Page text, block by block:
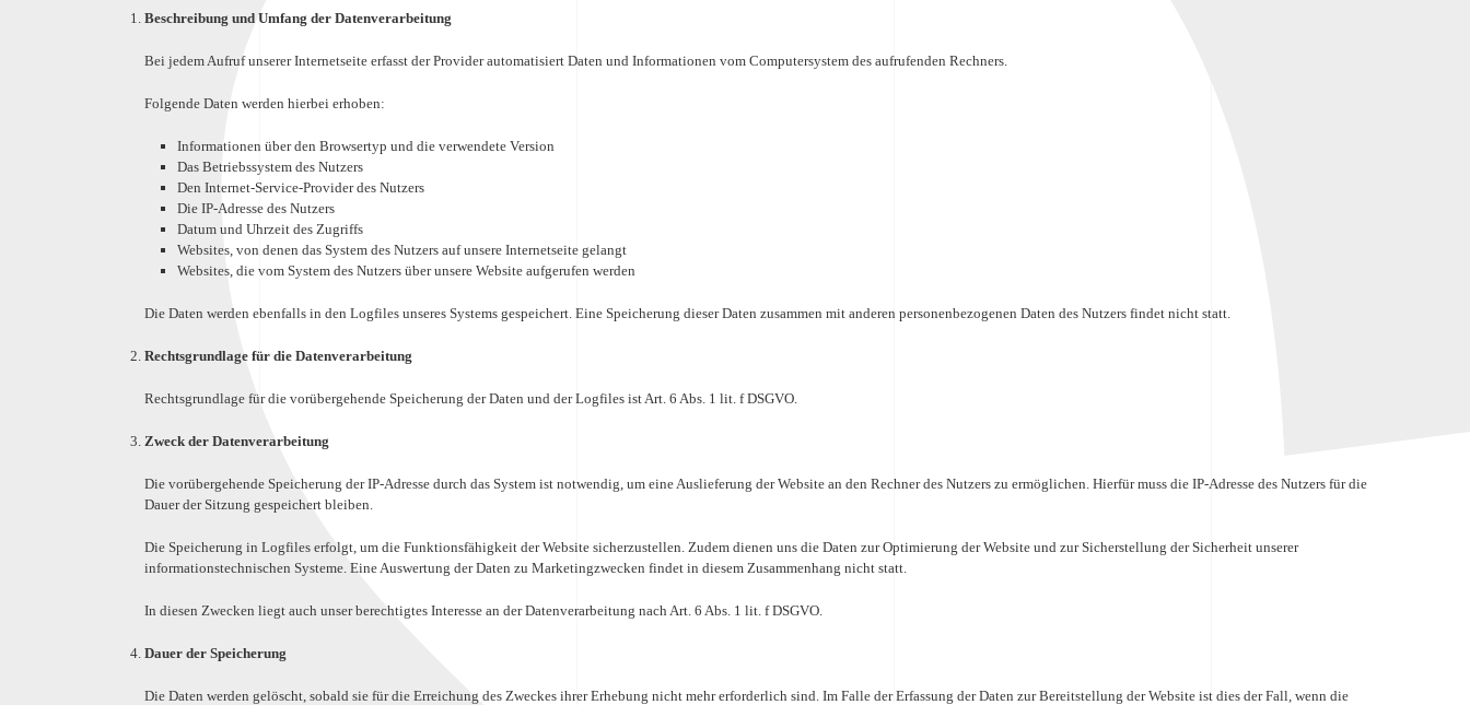
Beschreibung und Umfang der Datenverarbeitung
Bei jedem Aufruf unserer Internetseite erfasst der Provider automatisiert Daten und Informationen vom Computersystem des aufrufenden Rechners.
Folgende Daten werden hierbei erhoben:
Informationen über den Browsertyp und die verwendete Version
Das Betriebssystem des Nutzers
Den Internet-Service-Provider des Nutzers
Die IP-Adresse des Nutzers
Datum und Uhrzeit des Zugriffs
Websites, von denen das System des Nutzers auf unsere Internetseite gelangt
Websites, die vom System des Nutzers über unsere Website aufgerufen werden
Die Daten werden ebenfalls in den Logfiles unseres Systems gespeichert. Eine Speicherung dieser Daten zusammen mit anderen personenbezogenen Daten des Nutzers findet nicht statt.
Rechtsgrundlage für die Datenverarbeitung
Rechtsgrundlage für die vorübergehende Speicherung der Daten und der Logfiles ist Art. 6 Abs. 1 lit. f DSGVO.
Zweck der Datenverarbeitung
Die vorübergehende Speicherung der IP-Adresse durch das System ist notwendig, um eine Auslieferung der Website an den Rechner des Nutzers zu ermöglichen. Hierfür muss die IP-Adresse des Nutzers für die
Dauer der Sitzung gespeichert bleiben.
Die Speicherung in Logfiles erfolgt, um die Funktionsfähigkeit der Website sicherzustellen. Zudem dienen uns die Daten zur Optimierung der Website und zur Sicherstellung der Sicherheit unserer
informationstechnischen Systeme. Eine Auswertung der Daten zu Marketingzwecken findet in diesem Zusammenhang nicht statt.
In diesen Zwecken liegt auch unser berechtigtes Interesse an der Datenverarbeitung nach Art. 6 Abs. 1 lit. f DSGVO.
Dauer der Speicherung
Die Daten werden gelöscht, sobald sie für die Erreichung des Zweckes ihrer Erhebung nicht mehr erforderlich sind. Im Falle der Erfassung der Daten zur Bereitstellung der Website ist dies der Fall, wenn die